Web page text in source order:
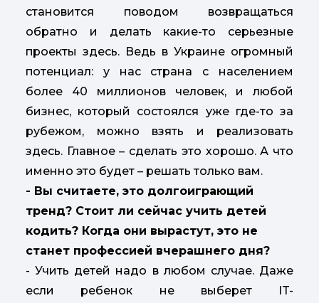
становится поводом возвращаться
обратно и делать какие-то серьезные
проекты здесь. Ведь в Украине огромный
потенциал: у нас страна с населением
более 40 миллионов человек, и любой
бизнес, который состоялся уже где-то за
рубежом, можно взять и реализовать
здесь. Главное – сделать это хорошо. А что
именно это будет – решать только вам.
- Вы считаете, это долгоиграющий
тренд? Стоит ли сейчас учить детей
кодить? Когда они вырастут, это не
станет профессией вчерашнего дня?
- Учить детей надо в любом случае. Даже
если ребенок не выберет IT-